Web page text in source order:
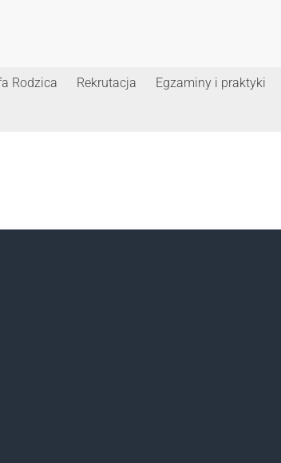
Rodzica Rekrutacja Egzaminy i praktyki